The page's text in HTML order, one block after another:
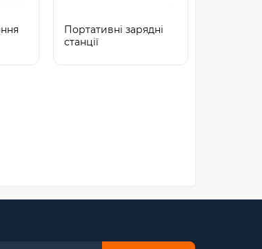
Портативні зарядні
станції